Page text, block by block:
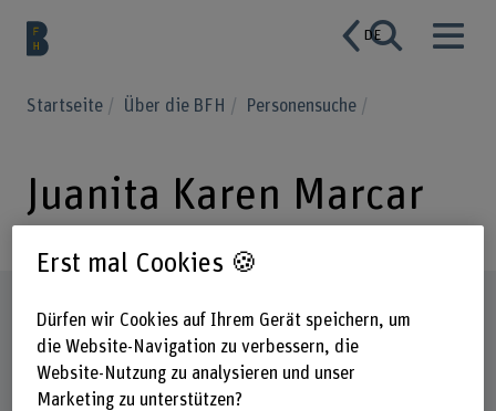
DE
Startseite Über die BFH Personensuche
Juanita Karen Marcar
Steckbrief
Erst mal Cookies 🍪
Dürfen wir Cookies auf Ihrem Gerät speichern, um
die Website-Navigation zu verbessern, die
Website-Nutzung zu analysieren und unser
Marketing zu unterstützen?